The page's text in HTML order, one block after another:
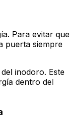
Para evitar que
puerta siempre
inodoro. Este
dentro del